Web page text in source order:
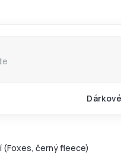
(Foxes, černý fleece)